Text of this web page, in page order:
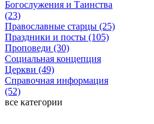
Богослужения и Таинства
(23)
Православные старцы (25)
Праздники и посты (105)
Проповеди (30)
Социальная концепция
Церкви (49)
Справочная информация
(52)
все категории